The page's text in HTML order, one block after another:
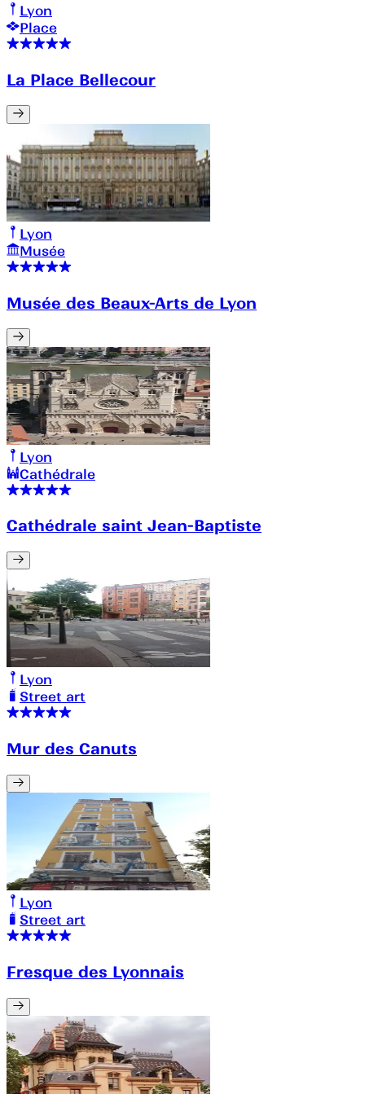
Lyon
Place
La Place Bellecour
Lyon
Musée
Musée des Beaux-Arts de Lyon
Lyon
Cathédrale
Cathédrale saint Jean-Baptiste
Lyon
Street art
Mur des Canuts
Lyon
Street art
Fresque des Lyonnais